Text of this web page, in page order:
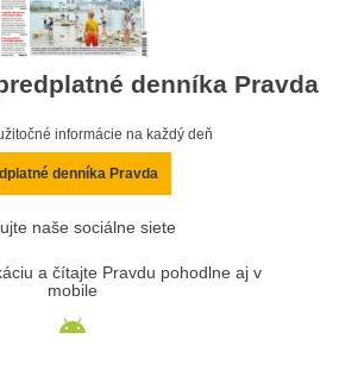
denníka Pravda
informácie na každý deň
denníka Pravda
naše sociálne siete
a čítajte Pravdu pohodlne aj v
mobile